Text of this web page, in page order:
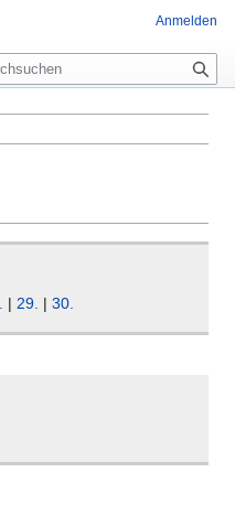
| 29. | 30.
Anmelden